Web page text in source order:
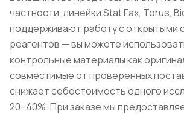
частности, линейки Stat Fax, Torus,
поддерживают работу с открытыми
реагентов — вы можете
контрольные материалы как
совместимые от проверенных
снижает себестоимость одного
20–40%. При заказе мы